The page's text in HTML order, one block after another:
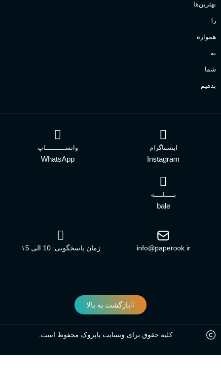
بهترین‌ها
را
همواره
به
شما
بدهیم
اینستاگرام
Instagram
واتســــــــــاپ
WhatsApp
بـــــلــــه
bale
info@paperook.ir زمان پاسخگویی: 10 الی ۱5
بازگشت به بالا
کلیه حقوق برای وبسایت پاپروک محفوظ است.